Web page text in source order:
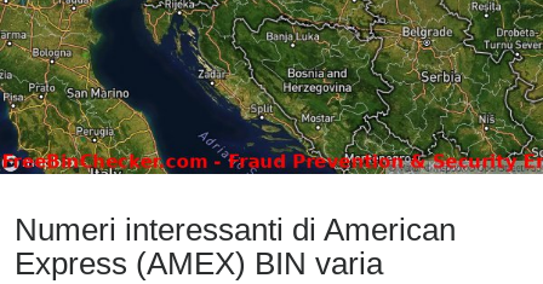
Numeri interessanti di American
Express (AMEX) BIN varia